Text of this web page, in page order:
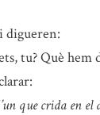
digueren:
tu? Què hem
que crida en el